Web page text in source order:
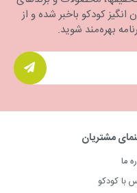
کودکو باخبر شده و از
بهره‌مند شوید.
مشتریان
ما
با کودکو